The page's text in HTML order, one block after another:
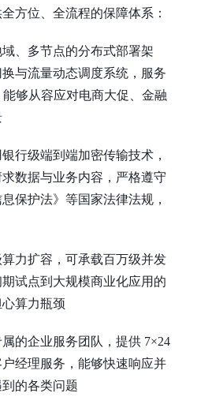
方位、全流程的保障体系：
、多节点的分布式部署架
与流量动态调度系统，服务
能够从容应对电商大促、金融
行级端到端加密传输技术，
数据与业务内容，严格遵守
保护法》等国家法律法规，
力扩容，可承载百万级并发
试点到大规模商业化应用的
算力瓶颈
的企业服务团队，提供 7×24
经理服务，能够快速响应并
的各类问题